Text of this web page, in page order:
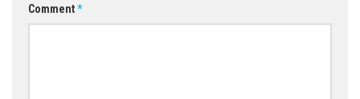
Comment*